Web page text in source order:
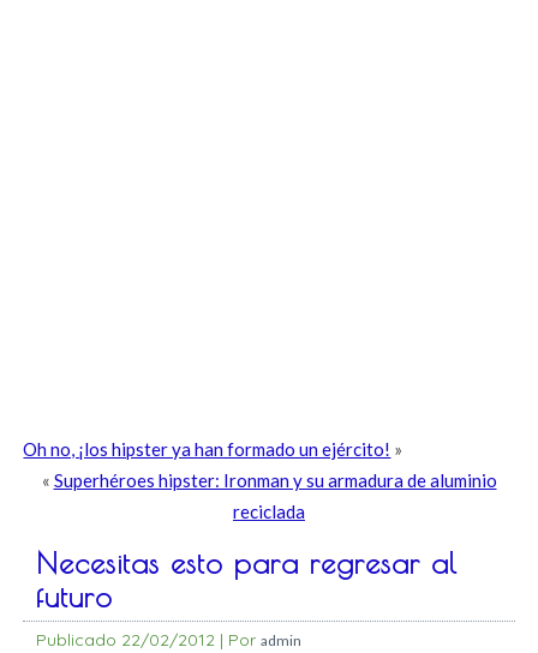
Oh no, ¡los hipster ya han formado un ejército! »
« Superhéroes hipster: Ironman y su armadura de aluminio
reciclada
Necesitas esto para regresar al
futuro
Publicado 22/02/2012 | Por admin